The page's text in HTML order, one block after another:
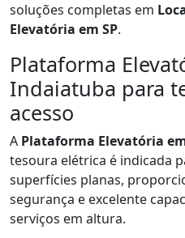
soluções completas em
Elevatória em SP.
Plataforma
Indaiatuba para
acesso
A Plataforma Elevatória
tesoura elétrica é indicada
superfícies planas,
segurança e excelente
serviços em altura.